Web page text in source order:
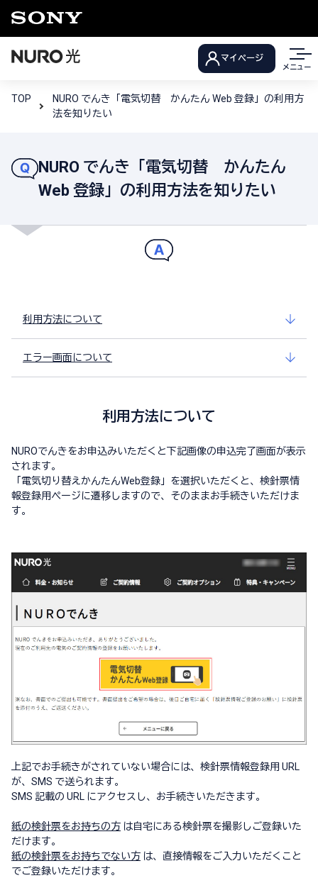
マイページ
メニュー
TOP
NURO でんき「電気切替 かんたん Web 登録」の利用方
法を知りたい
NURO でんき「電気切替 かんたん
Web 登録」の利用方法を知りたい
利用方法について
エラー画面について
利用方法について
NUROでんきをお申込みいただくと下記画像の申込完了画面が表示
されます。
「電気切り替えかんたんWeb登録」を選択いただくと、検針票情
報登録用ページに遷移しますので、そのままお手続きいただけま
す。
上記でお手続きがされていない場合には、検針票情報登録用 URL
が、SMS で送られます。
SMS 記載の URL にアクセスし、お手続きいただきます。
紙の検針票をお持ちの方 は自宅にある検針票を撮影しご登録いた
だけます。
紙の検針票をお持ちでない方 は、直接情報をご入力いただくこと
でご登録いただけます。